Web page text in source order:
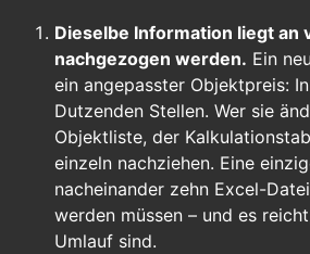
Dieselbe Information liegt an
nachgezogen werden. Ein
ein angepasster Objektpreis:
Dutzenden Stellen. Wer sie
Objektliste, der
einzeln nachziehen. Eine
nacheinander zehn Excel-
werden müssen – und es
Umlauf sind.